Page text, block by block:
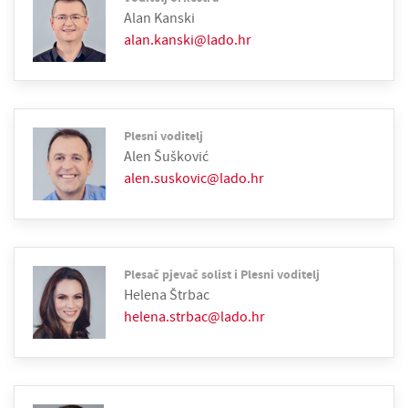
Alan Kanski
alan.kanski@lado.hr
Plesni voditelj
Alen Šušković
alen.suskovic@lado.hr
Plesač pjevač solist i Plesni voditelj
Helena Štrbac
helena.strbac@lado.hr